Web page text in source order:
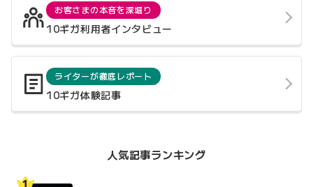
お客さまの本音を深堀り
10ギガ利用者インタビュー
ライターが徹底レポート
10ギガ体験記事
人気記事ランキング